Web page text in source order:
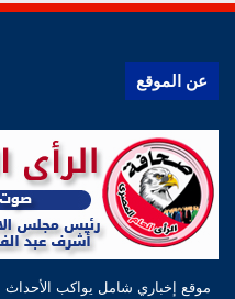
عن الموقع
موقع إخباري شامل يواكب الأحداث